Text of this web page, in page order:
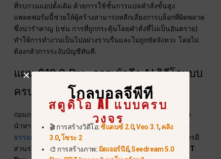
ที่รบกวนแอปดั้งเดิม ด้วยการใช้ชั้นการแปลคำสั่งขั้นสูง
แพลตฟอร์มนี้ช่วยให้ผู้สร้างสามารถหลีกเลี่ยงการบล็อกที่ผิดพลาด
ซึ่งน่ารำคาญ (เช่น การที่ถูกกระตุ้นโดยคำสั่งที่ไม่เป็นอันตราย)
ทำให้การทำงานเป็นไปอย่างราบรื่นและไม่ถูกขัดจังหวะ โดยไม่
ต้องกลัวการระงับบัญชีทันที.
แผน $10.8 Pro: การเข้าถึง AI วิดีโอแบบ
ครบวงจรของคุณ
ก่อนการปิดระบบ การเข้าถึงระดับ API ของ Sora จำเป็นต้อง
นำทางผ่านแดชบอร์ดสำหรับนักพัฒนาที่ซับซ้อนและจ่ายค่า
ธรรมเนียม GPU แบบจ่ายตามการใช้งานที่สูงเกินไป
, หรือการมี
ส่วนร่วมกับข่าวลือ$200/เดือน การสมัครสมาชิก ChatGPT
โกลบอลจีพีที
สตูดิโอ AI แบบครบ
วงจร
🎬 การสร้างวิดีโอ:ซีแดนซ์ 2.0,Veo 3.1,คลิง
3.0,โซระ 2
🎨 การสร้างภาพ: มิดเจอร์นีย์,Seedream 5.0